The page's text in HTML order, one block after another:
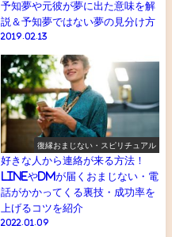
予知夢や元彼が夢に出た意味を解
説＆予知夢ではない夢の見分け方
2019.02.13
復縁おまじない・スピリチュアル
好きな人から連絡が来る方法！
LINEやDMが届くおまじない・電
話がかかってくる裏技・成功率を
上げるコツを紹介
2022.01.09